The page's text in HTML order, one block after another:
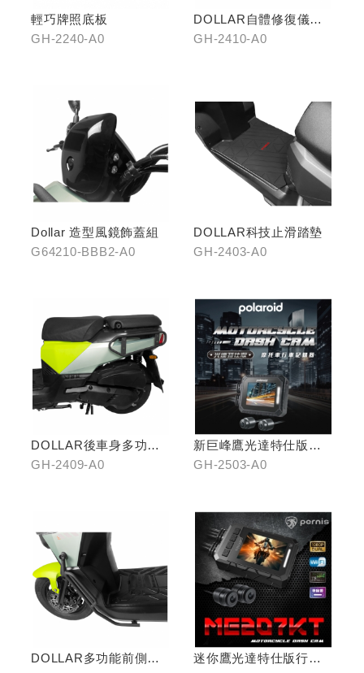
輕巧牌照底板
GH-2240-A0
DOLLAR自體修復儀表
犀牛皮
GH-2410-A0
Dollar 造型風鏡飾蓋組
G64210-BBB2-A0
DOLLAR科技止滑踏墊
GH-2403-A0
DOLLAR後車身多功能
置物架
GH-2409-A0
新巨峰鷹光達特仕版行
車紀錄器
GH-2503-A0
DOLLAR多功能前側置
迷你鷹光達特仕版行車